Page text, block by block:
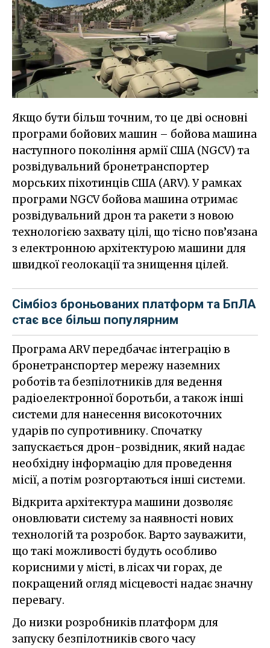
Якщо бути більш точним, то це дві основні
програми бойових машин – бойова машина
наступного покоління армії США (NGCV) та
розвідувальний бронетранспортер
морських піхотинців США (ARV). У рамках
програми NGCV бойова машина отримає
розвідувальний дрон та ракети з новою
технологією захвату цілі, що тісно пов’язана
з електронною архітектурою машини для
швидкої геолокації та знищення цілей.
Сімбіоз броньованих платформ та БпЛА
стає все більш популярним
Програма ARV передбачає інтеграцію в
бронетранспортер мережу наземних
роботів та безпілотників для ведення
радіоелектронної боротьби, а також інші
системи для нанесення високоточних
ударів по супротивнику. Спочатку
запускається дрон-розвідник, який надає
необхідну інформацію для проведення
місії, а потім розгортаються інші системи.
Відкрита архітектура машини дозволяє
оновлювати систему за наявності нових
технологій та розробок. Варто зауважити,
що такі можливості будуть особливо
корисними у місті, в лісах чи горах, де
покращений огляд місцевості надає значну
перевагу.
До низки розробників платформ для
запуску безпілотників свого часу